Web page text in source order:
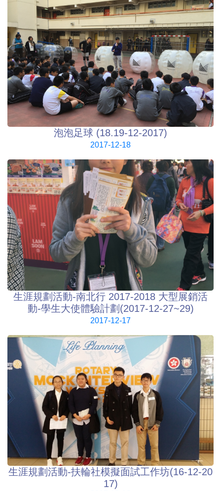
泡泡足球 (18.19-12-2017)
2017-12-18
生涯規劃活動-南北行 2017-2018 大型展銷活
動-學生大使體驗計劃(2017-12-27~29)
2017-12-17
生涯規劃活動-扶輪社模擬面試工作坊(16-12-20
17)